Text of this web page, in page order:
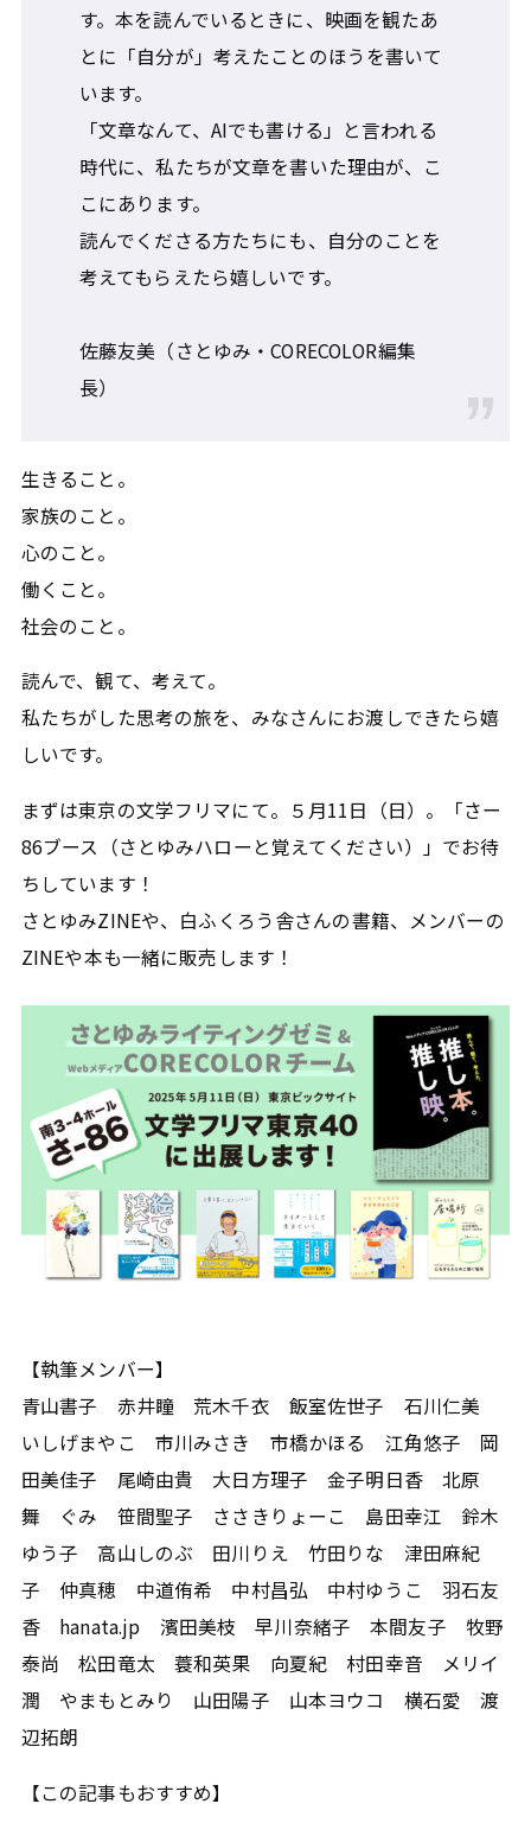
す。本を読んでいるときに、映画を観たあ
とに「自分が」考えたことのほうを書いて
います。
「文章なんて、AIでも書ける」と言われる
時代に、私たちが文章を書いた理由が、こ
こにあります。
読んでくださる方たちにも、自分のことを
考えてもらえたら嬉しいです。
佐藤友美（さとゆみ・CORECOLOR編集
長）
生きること。
家族のこと。
心のこと。
働くこと。
社会のこと。
読んで、観て、考えて。
私たちがした思考の旅を、みなさんにお渡しできたら嬉
しいです。
まずは東京の文学フリマにて。５月11日（日）。「さー
86ブース（さとゆみハローと覚えてください）」でお待
ちしています！
さとゆみZINEや、白ふくろう舎さんの書籍、メンバーの
ZINEや本も一緒に販売します！
【執筆メンバー】
青山書子 赤井瞳 荒木千衣 飯室佐世子 石川仁美
いしげまやこ 市川みさき 市橋かほる 江角悠子 岡
田美佳子 尾崎由貴 大日方理子 金子明日香 北原
舞 ぐみ 笹間聖子 ささきりょーこ 島田幸江 鈴木
ゆう子 高山しのぶ 田川りえ 竹田りな 津田麻紀
子 仲真穂 中道侑希 中村昌弘 中村ゆうこ 羽石友
香 hanata.jp 濱田美枝 早川奈緒子 本間友子 牧野
泰尚 松田竜太 蓑和英果 向夏紀 村田幸音 メリイ
潤 やまもとみり 山田陽子 山本ヨウコ 横石愛 渡
辺拓朗
【この記事もおすすめ】